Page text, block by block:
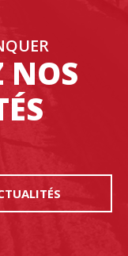
NOS